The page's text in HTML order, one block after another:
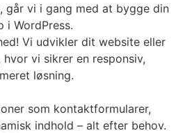
går vi i gang med at bygge din
i WordPress.
Vi udvikler dit website eller
vi sikrer en responsiv,
løsning.
som kontaktformularer,
indhold – alt efter behov.